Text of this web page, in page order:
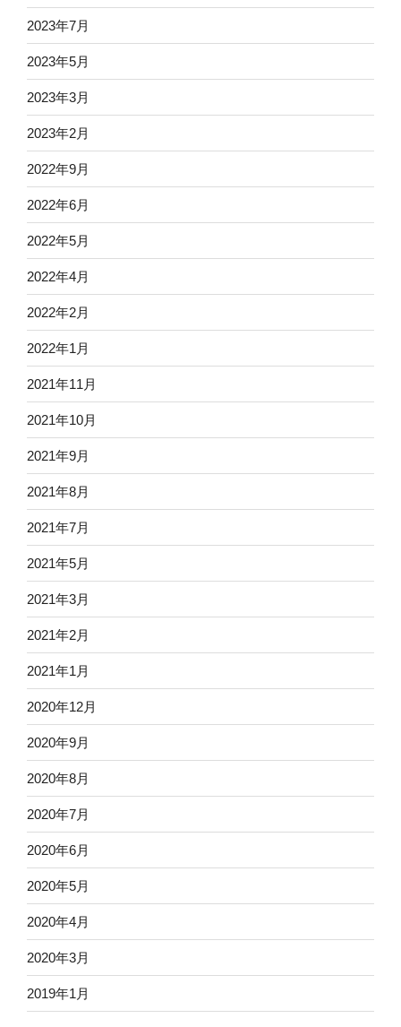
2023年7月
2023年5月
2023年3月
2023年2月
2022年9月
2022年6月
2022年5月
2022年4月
2022年2月
2022年1月
2021年11月
2021年10月
2021年9月
2021年8月
2021年7月
2021年5月
2021年3月
2021年2月
2021年1月
2020年12月
2020年9月
2020年8月
2020年7月
2020年6月
2020年5月
2020年4月
2020年3月
2019年1月